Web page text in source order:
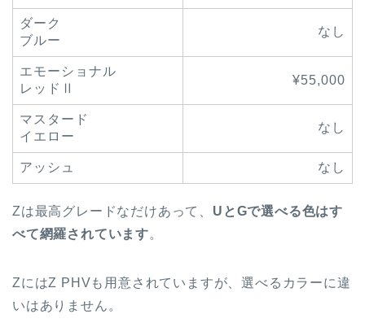
ダーク
ブルー
なし
エモーショナル
レッドⅡ
¥55,000
マスタード
イエロー
なし
アッシュ なし
Zは最高グレードなだけあって、 UとGで選べる色はす
べて網羅されています。
ZにはZ PHVも用意されていますが、選べるカラーに違
いはありません。